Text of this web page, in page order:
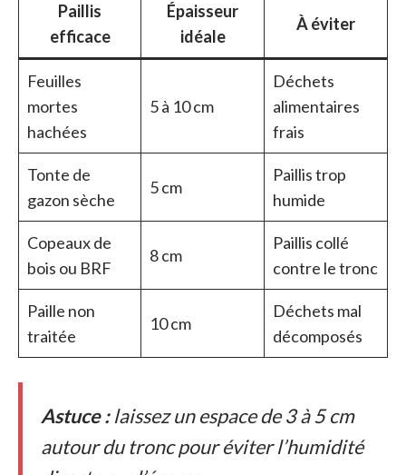
Paillis
efficace
Épaisseur
idéale
À éviter
Feuilles
mortes
hachées
5 à 10 cm
Déchets
alimentaires
frais
Tonte de
gazon sèche
5 cm
Paillis trop
humide
Copeaux de
bois ou BRF
8 cm
Paillis collé
contre le tronc
Paille non
traitée
10 cm
Déchets mal
décomposés
Astuce :laissez un espace de 3 à 5 cm
autour du tronc pour éviter l’humidité